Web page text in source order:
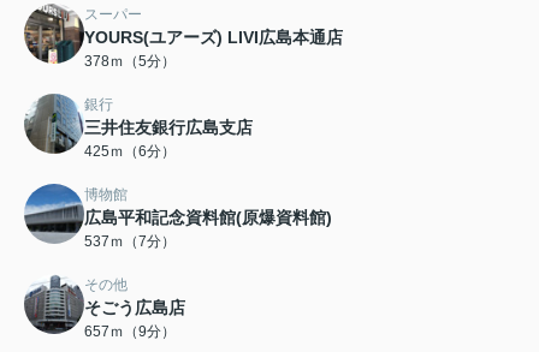
スーパー
YOURS(ユアーズ) LIVI広島本通店
378ｍ（5分）
銀行
三井住友銀行広島支店
425ｍ（6分）
博物館
広島平和記念資料館(原爆資料館)
537ｍ（7分）
その他
そごう広島店
657ｍ（9分）